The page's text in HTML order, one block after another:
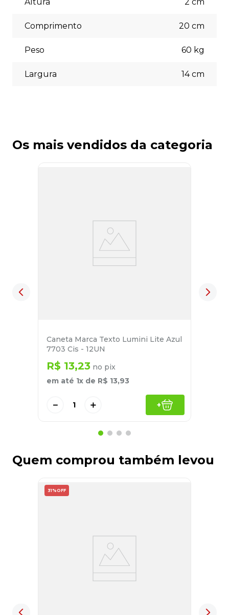
escolher a opção que melhor se adapte às suas
Altura 2 cm
Comprimento 20 cm
Peso 60 kg
Largura 14cm
Os mais vendidos da categoria
Caneta Marca Texto Lumini Lite Azul
7703 Cis - 12UN
R$ 13,23 no pix
em até 1x de R$ 13,93
＋
－ +
Quem comprou também levou
31% OFF